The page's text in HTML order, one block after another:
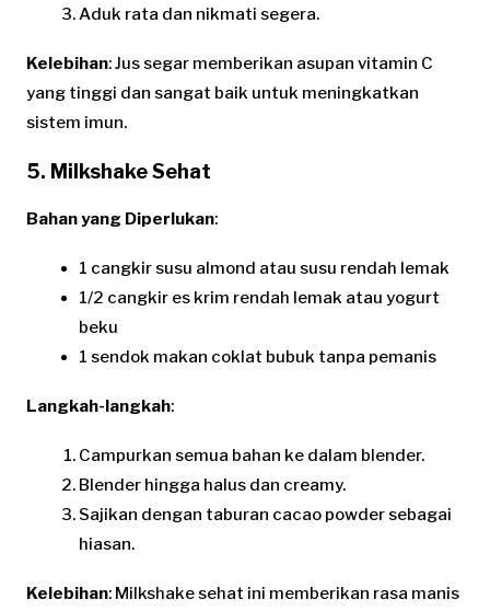
Aduk rata dan nikmati segera.
Kelebihan: Jus segar memberikan asupan vitamin C
yang tinggi dan sangat baik untuk meningkatkan
sistem imun.
5. Milkshake Sehat
Bahan yang Diperlukan:
1 cangkir susu almond atau susu rendah lemak
1/2 cangkir es krim rendah lemak atau yogurt
beku
1 sendok makan coklat bubuk tanpa pemanis
Langkah-langkah:
Campurkan semua bahan ke dalam blender.
Blender hingga halus dan creamy.
Sajikan dengan taburan cacao powder sebagai
hiasan.
Kelebihan: Milkshake sehat ini memberikan rasa manis